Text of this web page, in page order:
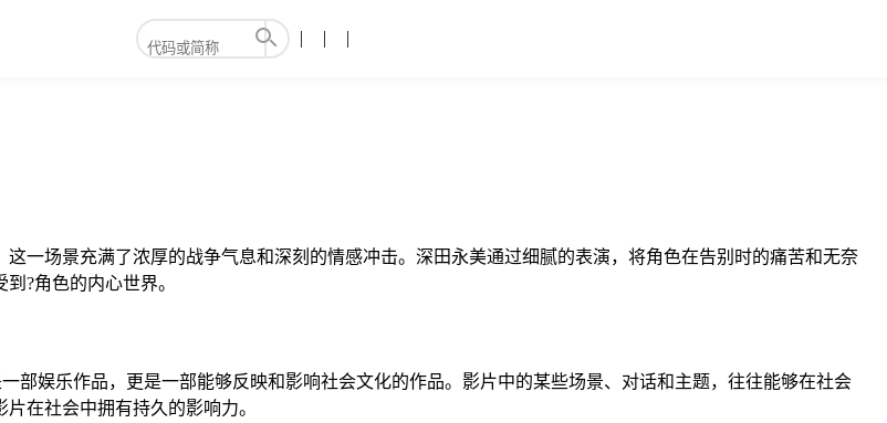
一场景充满了浓厚的战争气息和深刻的情感冲击。深田永美通过细腻的表演，将角色在告别时的痛苦和无奈
?角色的内心世界。
部娱乐作品，更是一部能够反映和影响社会文化的作品。影片中的某些场景、对话和主题，往往能够在社会
在社会中拥有持久的影响力。